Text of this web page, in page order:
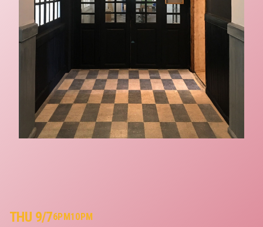
THU 9/76PM10PM